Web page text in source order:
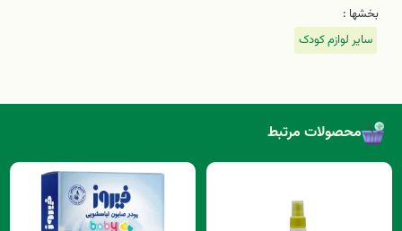
بخشها :
سایر لوازم کودک
محصولات مرتبط